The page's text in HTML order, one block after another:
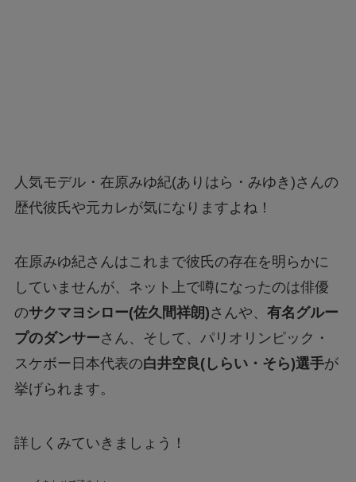
人気モデル・在原みゆ紀(ありはら・みゆき)さんの
歴代彼氏や元カレが気になりますよね！
在原みゆ紀さんはこれまで彼氏の存在を明らかに
していませんが、ネット上で噂になったのは俳優
のサクマヨシロー(佐久間祥朗)さんや、 有名グルー
プのダンサーさん、そして、パリオリンピック・
スケボー日本代表の白井空良(しらい・そら)選手が
挙げられます。
詳しくみていきましょう！